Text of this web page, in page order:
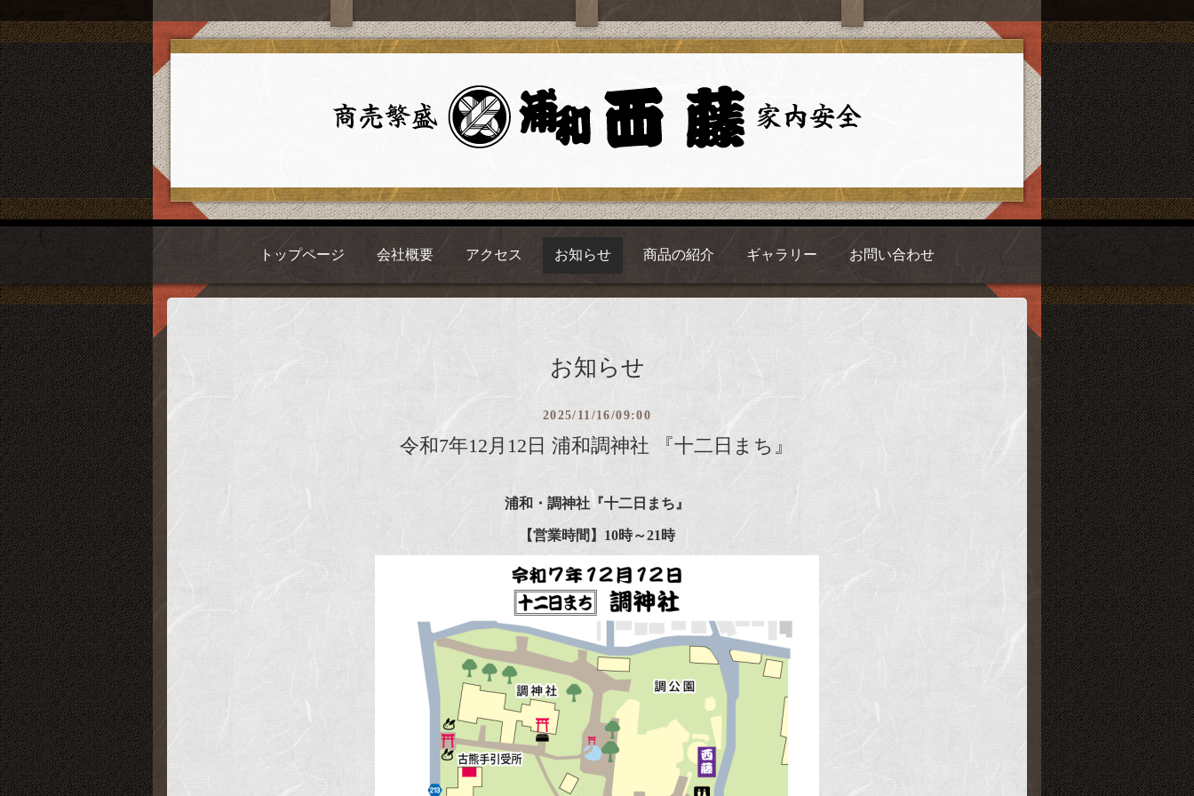
トップページ 会社概要 アクセス お知らせ 商品の紹介 ギャラリー お問い合わせ
お知らせ
2025/11/16/09:00
令和7年12月12日 浦和調神社 『十二日まち』
浦和・ 調神社『十二日まち』
【営業時間 】 10時～21時